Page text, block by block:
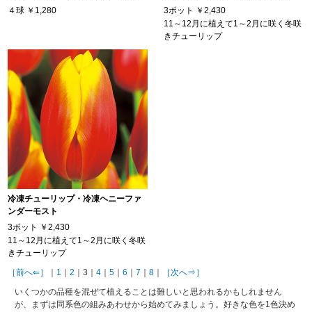
４球 ￥1,280
3ポット
￥2,430
11～12月に植えて1～2月に咲く冬咲
きチューリップ
冷凍チューリップ・冷凍ヘニーファ
ンダーモスト
3ポット
￥2,430
11～12月に植えて1～2月に咲く冬咲
きチューリップ
［前へ⇐］
1 ｜2 ｜3｜4 ｜5 ｜6 ｜7 ｜8
［次へ⇒］
いくつかの品種を混ぜて植えることは難しいと思われるかもしれません
が、まずは同系色の組みあわせから始めてみましょう。好きな色を1色決め